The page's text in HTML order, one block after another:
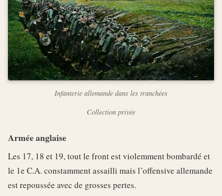
Infanterie allemande dans les tranchées
Collection privée
Armée anglaise
Les 17, 18 et 19, tout le front est violemment bombardé et
le 1e C.A. constamment assailli mais l’offensive allemande
est repoussée avec de grosses pertes.